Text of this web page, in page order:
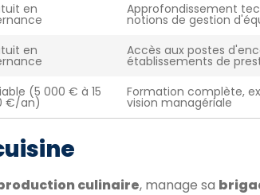
en Approfondissement
notions de gestion
en Accès aux postes
établissements de
(5 000 € à 15
€/an)
Formation complète,
vision managériale
culinaire, manage sa